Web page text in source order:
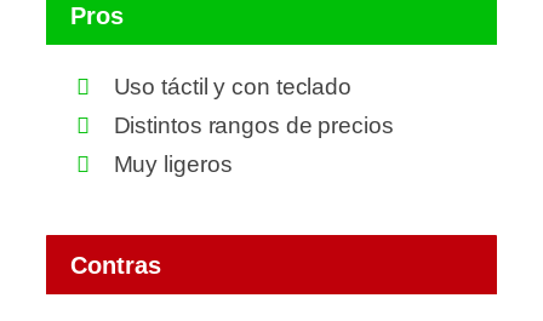
Pros
Uso táctil y con teclado
Distintos rangos de precios
Muy ligeros
Contras